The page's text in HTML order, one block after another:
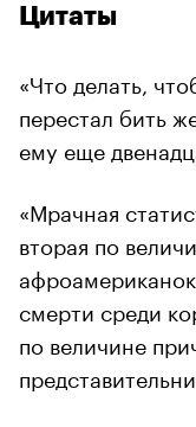
Цитаты
«Что делать,
перестал бить
ему еще
«Мрачная
вторая по
смерти среди
по величине